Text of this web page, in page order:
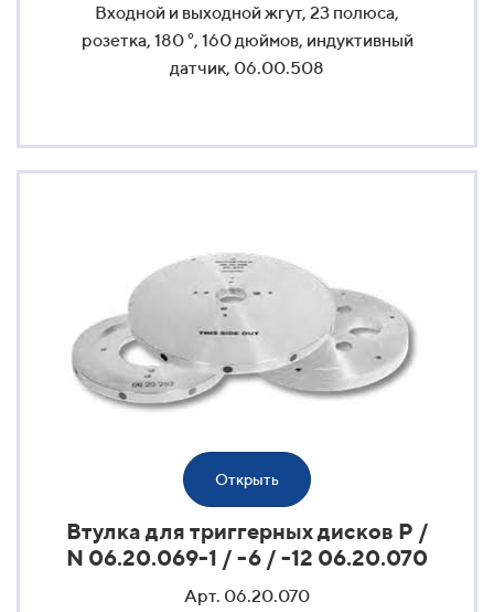
Входной и выходной жгут, 23 полюса,
розетка, 180 °, 160 дюймов, индуктивный
датчик, 06.00.508
Открыть
Втулка для триггерных дисков P /
N 06.20.069-1 / -6 / -12 06.20.070
Арт. 06.20.070